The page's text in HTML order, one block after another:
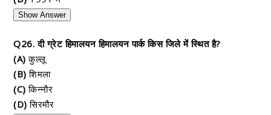
Show Answer
Q26. दी ग्रेट हिमालयन हिमालयन पार्क किस जिले में स्थित है?
(A) कुल्लू
(B) शिमला
(C) किन्नौर
(D) सिरमौर